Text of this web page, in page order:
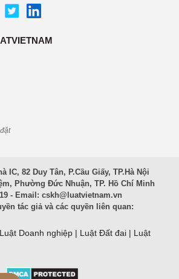
IC, 82 Duy Tân, P.Cầu Giấy, TP.Hà Nội
Phường Đức Nhuận, TP. Hồ Chí Minh
- Email: cskh@luatvietnam.vn
tác giả và các quyền liên quan:
Luật Doanh nghiệp | Luật Đất đai | Luật